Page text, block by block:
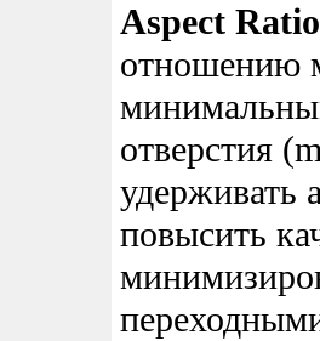
Aspect Ratio
отношению
отверстия
удерживать
повысить